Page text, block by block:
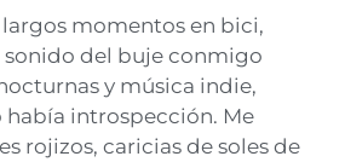
momentos en bici,
del buje conmigo
y música indie,
había introspección. Me
rojizos, caricias de soles de